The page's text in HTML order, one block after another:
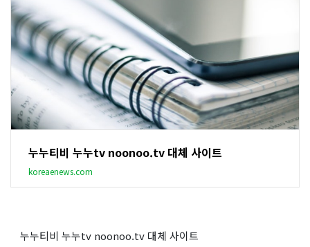
누누티비 누누tv noonoo.tv 대체 사이트
koreaenews.com
누누티비 누누tv noonoo.tv 대체 사이트